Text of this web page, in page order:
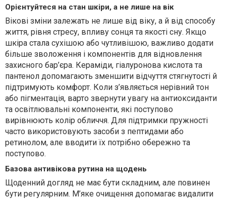
Орієнтуйтеся на стан шкіри, а не лише на вік
Вікові зміни залежать не лише від віку, а й від способу
життя, рівня стресу, впливу сонця та якості сну. Якщо
шкіра стала сухішою або чутливішою, важливо додати
більше зволоження і компонентів для відновлення
захисного бар’єра. Кераміди, гіалуронова кислота та
пантенол допомагають зменшити відчуття стягнутості й
підтримують комфорт. Коли з’являється нерівний тон
або пігментація, варто звернути увагу на антиоксиданти
та освітлювальні компоненти, які поступово
вирівнюють колір обличчя. Для підтримки пружності
часто використовують засоби з пептидами або
ретинолом, але вводити їх потрібно обережно та
поступово.
Базова антивікова рутина на щодень
Щоденний догляд не має бути складним, але повинен
бути регулярним. М’яке очищення допомагає видалити